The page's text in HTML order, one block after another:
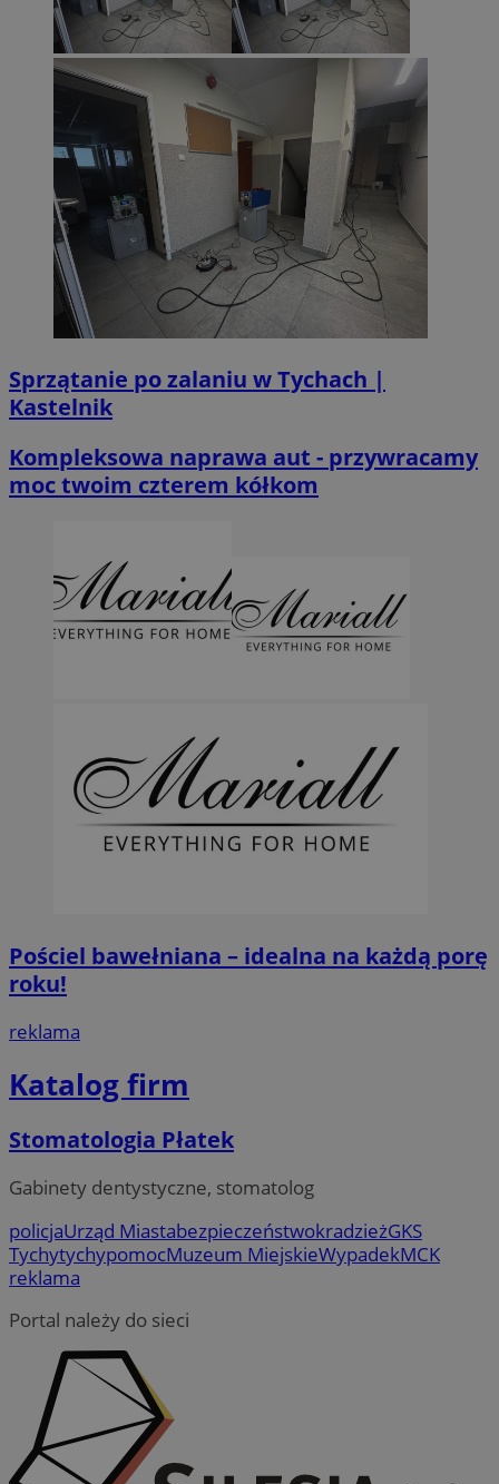
Sprzątanie po zalaniu w Tychach |
Kastelnik
Kompleksowa naprawa aut - przywracamy
moc twoim czterem kółkom
Pościel bawełniana – idealna na każdą porę
roku!
reklama
Katalog firm
Stomatologia Płatek
Gabinety dentystyczne, stomatolog
policjaUrząd MiastabezpieczeństwokradzieżGKS
TychytychypomocMuzeum MiejskieWypadekMCK
reklama
Portal należy do sieci